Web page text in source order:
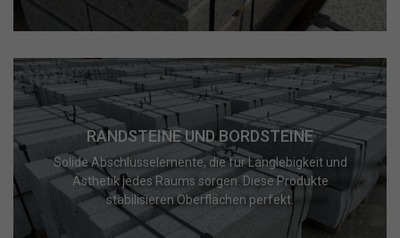
RANDSTEINE UND BORDSTEINE
Solide Abschlusselemente, die für Langlebigkeit und
Ästhetik jedes Raums sorgen. Diese Produkte
stabilisieren Oberflächen perfekt.